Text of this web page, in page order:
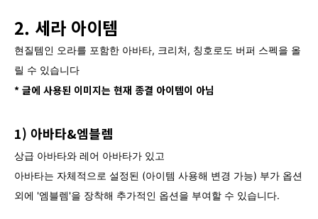
2. 세라 아이템
현질템인 오라를 포함한 아바타, 크리처, 칭호로도 버퍼 스펙을 올
릴 수 있습니다
* 글에 사용된 이미지는 현재 종결 아이템이 아님
1) 아바타&엠블렘
상급 아바타와 레어 아바타가 있고
아바타는 자체적으로 설정된 (아이템 사용해 변경 가능) 부가 옵션
외에 '엠블렘'을 장착해 추가적인 옵션을 부여할 수 있습니다.